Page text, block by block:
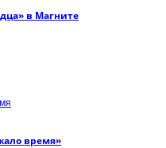
в Магните
время»